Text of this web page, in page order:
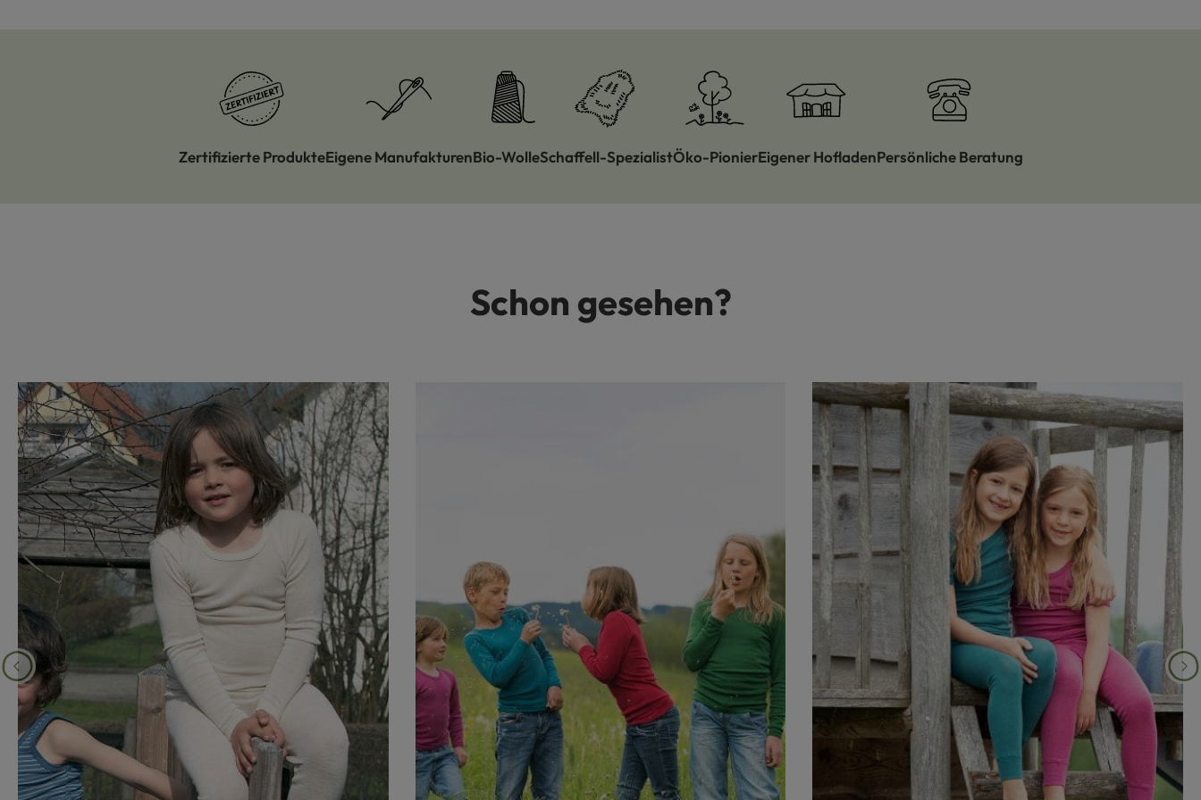
Zertifizierte ProdukteEigene ManufakturenBio-WolleSchaffell-SpezialistÖko-PionierEigener HofladenPersönliche Beratung
Schon gesehen?